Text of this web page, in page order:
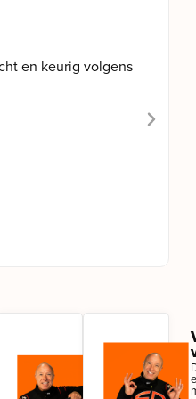
en keurig volgens
vakkundige
monteurs
Service
en
Garantie
locatie.